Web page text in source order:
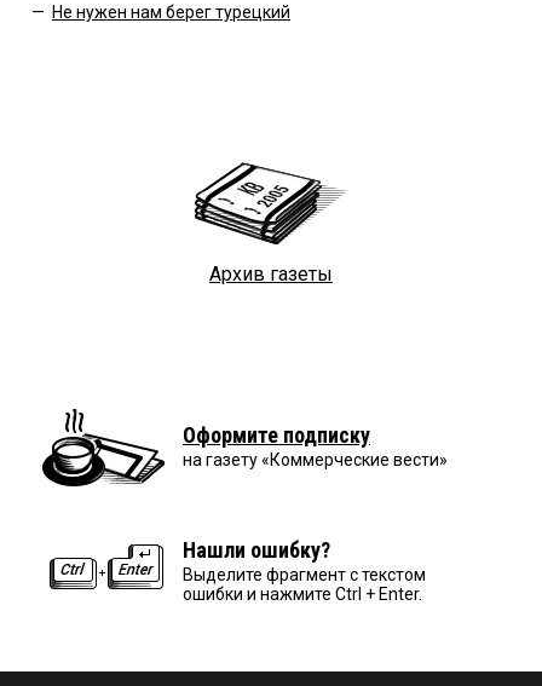
— Не нужен нам берег турецкий
Архив газеты
Оформите подписку
на газету «Коммерческие вести»
Нашли ошибку?
Выделите фрагмент с текстом
ошибки и нажмите Ctrl + Enter.